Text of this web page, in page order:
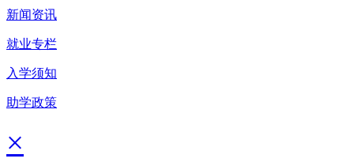
新闻资讯
就业专栏
入学须知
助学政策
×